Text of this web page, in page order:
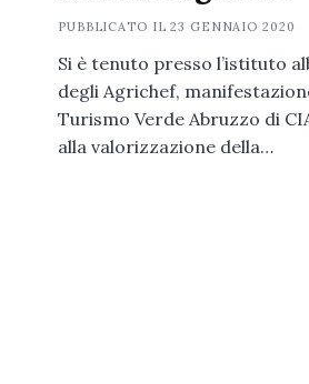
PUBBLICATO IL23 GENNAIO 2020
Si è tenuto presso l’istituto
degli Agrichef,
Turismo Verde Abruzzo di
alla valorizzazione della…